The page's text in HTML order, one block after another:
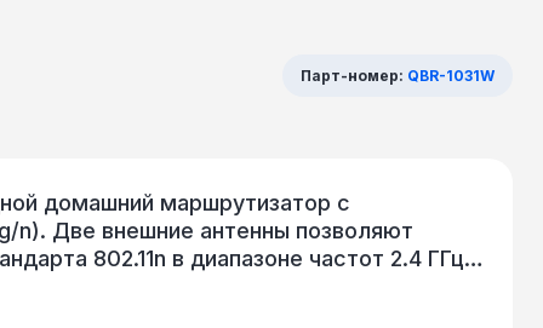
Парт-номер: QBR-1031W
домашний маршрутизатор с
n). Две внешние антенны позволяют
802.11n в диапазоне частот 2.4 ГГц
26 мм, что позволяет размещать его в